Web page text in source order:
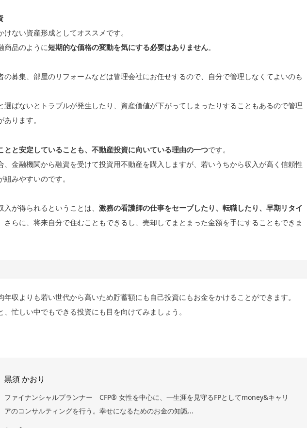
ない資産形成としてオススメです。
商品のように短期的な価格の変動を気にする必要はありません。
の募集、部屋のリフォームなどは管理会社にお任せするので、自分で管理しなくてよいのも
選ばないとトラブルが発生したり、資産価値が下がってしまったりすることもあるので管理
ります。
とと安定していることも、不動産投資に向いている理由の一つです。
、金融機関から融資を受けて投資用不動産を購入しますが、若いうちから収入が高く信頼性
みやすいのです。
が得られるということは、 激務の看護師の仕事をセーブしたり、転職したり、早期リタイ
さらに、将来自分で住むこともできるし、売却してまとまった金額を手にすることもできま
収よりも若い世代から高いため貯蓄額にも自己投資にもお金をかけることができます。
忙しい中でもできる投資にも目を向けてみましょう。
黒須 かおり
ファイナンシャルプランナー CFP® 女性を中心に、一生涯を見守るFPとしてmoney&キャリ
アのコンサルティングを行う。幸せになるためのお金の知識...